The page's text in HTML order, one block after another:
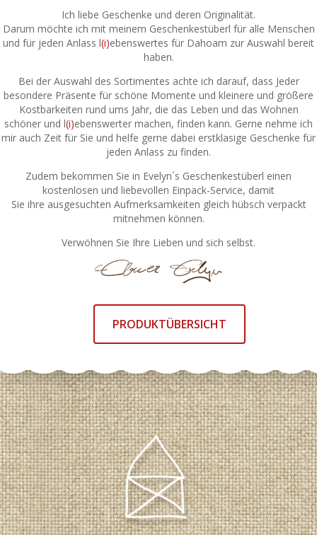
Ich liebe Geschenke und deren Originalität.
Darum möchte ich mit meinem Geschenkestüberl für alle Menschen
und für jeden Anlass l(i)ebenswertes für Dahoam zur Auswahl bereit
haben.
Bei der Auswahl des Sortimentes achte ich darauf, dass Jeder
besondere Präsente für schöne Momente und kleinere und größere
Kostbarkeiten rund ums Jahr, die das Leben und das Wohnen
schöner und l(i)ebenswerter machen, finden kann. Gerne nehme ich
mir auch Zeit für Sie und helfe gerne dabei erstklasige Geschenke für
jeden Anlass zu finden.
Zudem bekommen Sie in Evelyn´s Geschenkestüberl einen
kostenlosen und liebevollen Einpack-Service, damit
Sie ihre ausgesuchten Aufmerksamkeiten gleich hübsch verpackt
mitnehmen können.
Verwöhnen Sie Ihre Lieben und sich selbst.
PRODUKTÜBERSICHT